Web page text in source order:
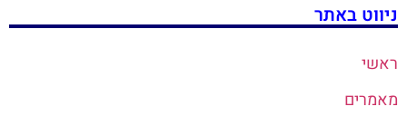
ניווט באתר
ראשי
מאמרים